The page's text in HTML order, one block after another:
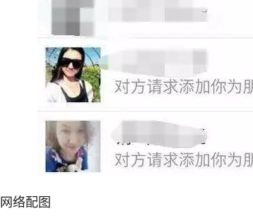
网络配图